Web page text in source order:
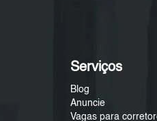
Serviços
Blog
Anuncie
Vagas para